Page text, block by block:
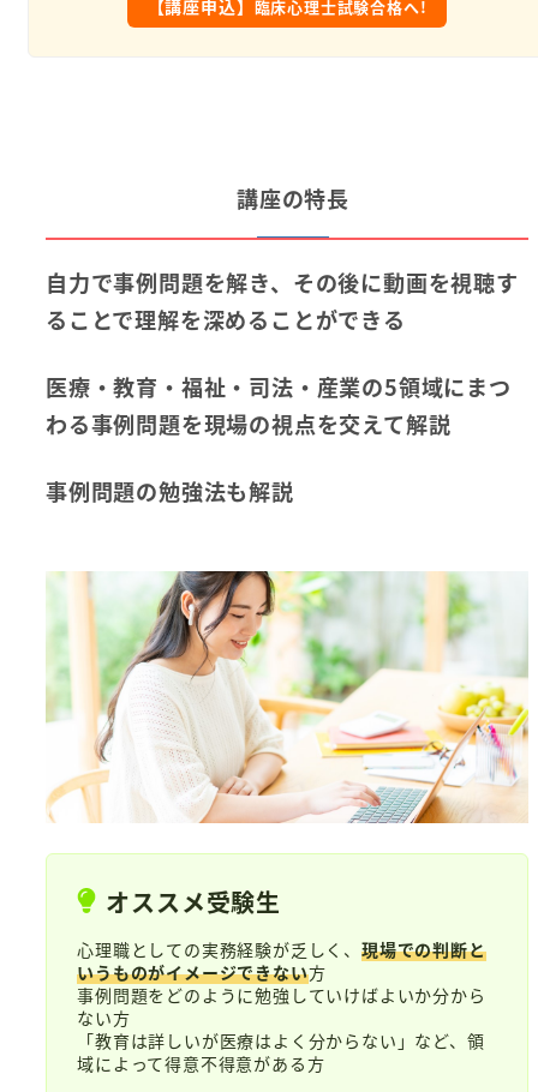
【講座申込】 臨床心理士試験合格へ!
講座の特長
自力で事例問題を解き、その後に動画を視聴す
ることで理解を深めることができる
医療・教育・福祉・司法・産業の5領域にまつ
わる事例問題を現場の視点を交えて解説
事例問題の勉強法も解説
オススメ受験生
心理職としての実務経験が乏しく、 現場での判断と
いうものがイメージできない方
事例問題をどのように勉強していけばよいか分から
ない方
「教育は詳しいが医療はよく分からない」など、領
域によって得意不得意がある方